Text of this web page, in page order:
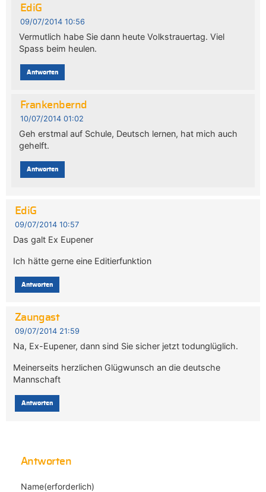
EdiG
09/07/2014 10:56
Vermutlich habe Sie dann heute Volkstrauertag. Viel
Spass beim heulen.
Antworten
Frankenbernd
10/07/2014 01:02
Geh erstmal auf Schule, Deutsch lernen, hat mich auch
gehelft.
Antworten
EdiG
09/07/2014 10:57
Das galt Ex Eupener
Ich hätte gerne eine Editierfunktion
Antworten
Zaungast
09/07/2014 21:59
Na, Ex-Eupener, dann sind Sie sicher jetzt todunglüglich.
Meinerseits herzlichen Glügwunsch an die deutsche
Mannschaft
Antworten
Antworten
Name(erforderlich)